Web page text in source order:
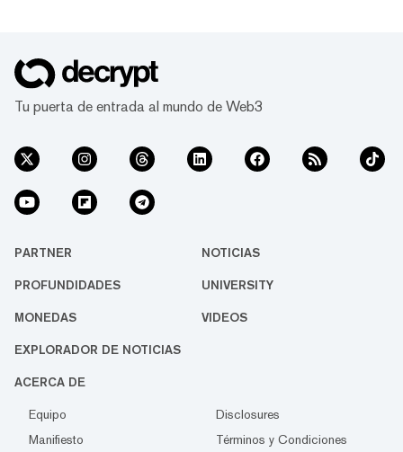
Tu puerta de entrada al mundo de Web3
PARTNER NOTICIAS
PROFUNDIDADES UNIVERSITY
MONEDAS VIDEOS
EXPLORADOR DE NOTICIAS
ACERCA DE
Equipo
Disclosures
Manifiesto
Términos y Condiciones